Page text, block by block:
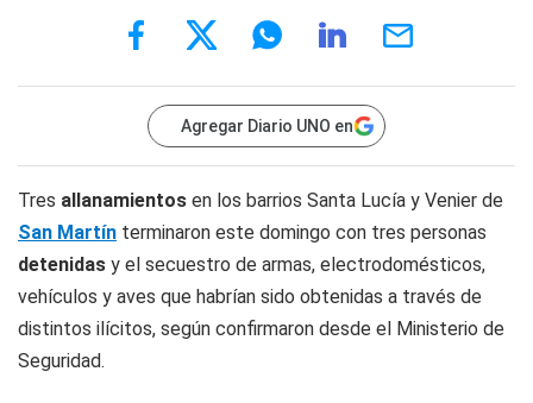
Agregar Diario UNO en
Tres allanamientos en los barrios Santa Lucía y Venier de
San Martín terminaron este domingo con tres personas
detenidas y el secuestro de armas, electrodomésticos,
vehículos y aves que habrían sido obtenidas a través de
distintos ilícitos, según confirmaron desde el Ministerio de
Seguridad.